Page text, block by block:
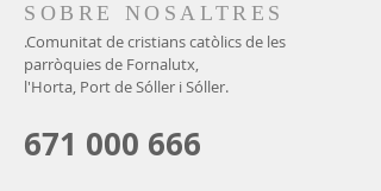
SOBRE NOSALTRES
.Comunitat de cristians catòlics de les
parròquies de Fornalutx,
l'Horta, Port de Sóller i Sóller.
671 000 666